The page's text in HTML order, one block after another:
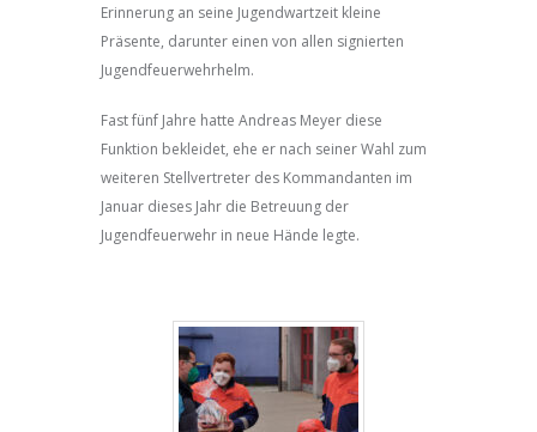
Erinnerung an seine Jugendwartzeit kleine
Präsente, darunter einen von allen signierten
Jugendfeuerwehrhelm.
Fast fünf Jahre hatte Andreas Meyer diese
Funktion bekleidet, ehe er nach seiner Wahl zum
weiteren Stellvertreter des Kommandanten im
Januar dieses Jahr die Betreuung der
Jugendfeuerwehr in neue Hände legte.